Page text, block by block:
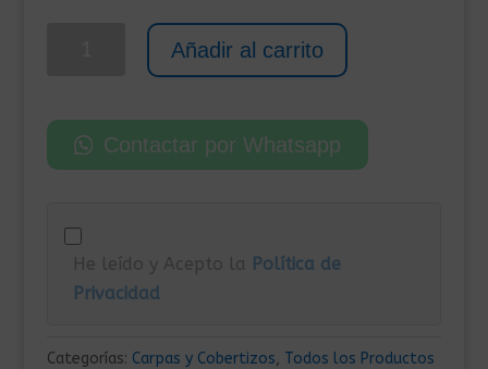
329,00€.265,00€.
Exterior
190x124x181
cantidad
Añadir al carrito
Contactar por Whatsapp
He leído y Acepto la Política de
Privacidad
Categorías: Carpas y Cobertizos, Todos los Productos